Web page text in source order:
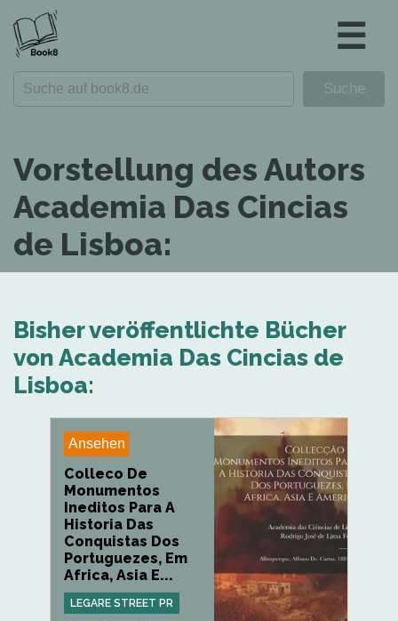
☰
Vorstellung des Autors
Academia Das Cincias
de Lisboa:
Bisher veröffentlichte Bücher
von Academia Das Cincias de
Lisboa:
Ansehen
Colleco De
Monumentos
Ineditos Para A
Historia Das
Conquistas Dos
Portuguezes, Em
Africa, Asia E...
LEGARE STREET PR